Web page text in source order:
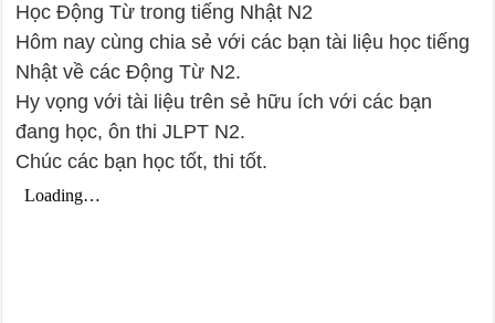
Học Động Từ trong tiếng Nhật N2
Hôm nay cùng chia sẻ với các bạn tài liệu học tiếng
Nhật về các Động Từ N2.
Hy vọng với tài liệu trên sẻ hữu ích với các bạn
đang học, ôn thi JLPT N2.
Chúc các bạn học tốt, thi tốt.